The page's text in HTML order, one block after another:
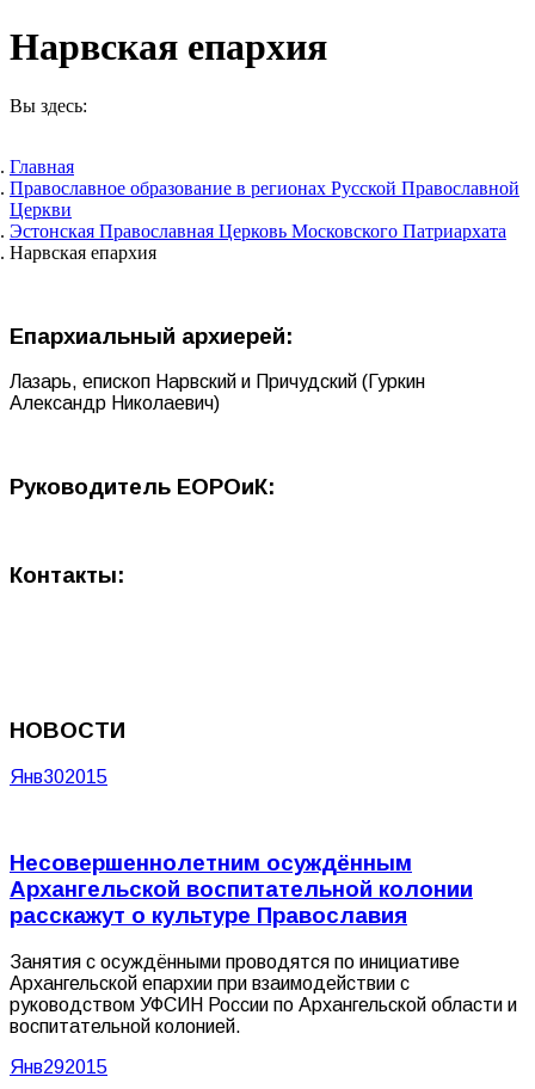
Нарвская епархия
Вы здесь:
Главная
Православное образование в регионах Русской Православной
Церкви
Эстонская Православная Церковь Московского Патриархата
Нарвская епархия
Епархиальный архиерей:
Лазарь, епископ Нарвский и Причудский (Гуркин
Александр Николаевич)
Руководитель ЕОРОиК:
Контакты:
НОВОСТИ
Янв302015
Несовершеннолетним осуждённым
Архангельской воспитательной колонии
расскажут о культуре Православия
Занятия с осуждёнными проводятся по инициативе
Архангельской епархии при взаимодействии с
руководством УФСИН России по Архангельской области и
воспитательной колонией.
Янв292015